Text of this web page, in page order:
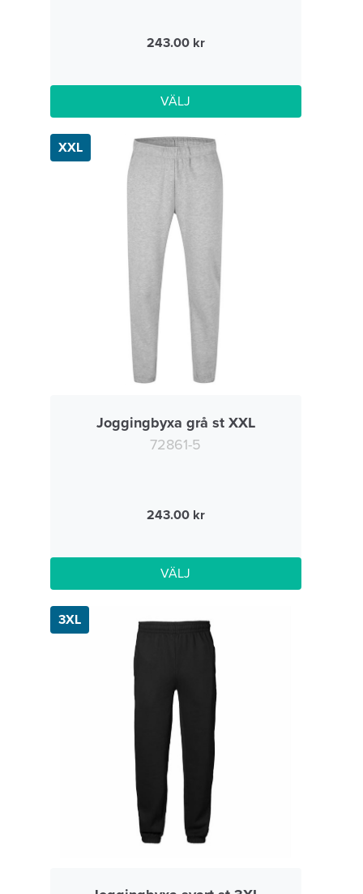
243.00
VÄLJ
XXL
Joggingbyxa grå st XXL
72861-5
243.00
VÄLJ
3XL